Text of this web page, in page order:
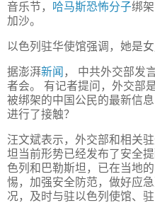
音乐节， 哈马斯恐怖分子绑
加沙。
以色列驻华使馆强调，她是
据澎湃新闻 ， 中共外交部发
者会。 有记者提问，外交部
被绑架的中国公民的最新信
进行了接触？
汪文斌表示，外交部和相关
坦当前形势已经发布了安全
色列和巴勒斯坦，已在当地
惕，加强安全防范，做好应
况，及时与驻以色列使馆、